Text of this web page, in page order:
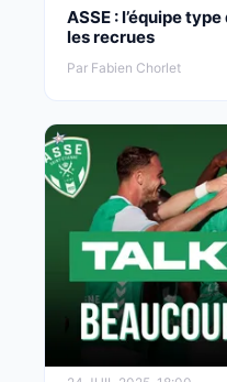
ASSE : l’équipe
les recrues
Par Fabien Chorlet